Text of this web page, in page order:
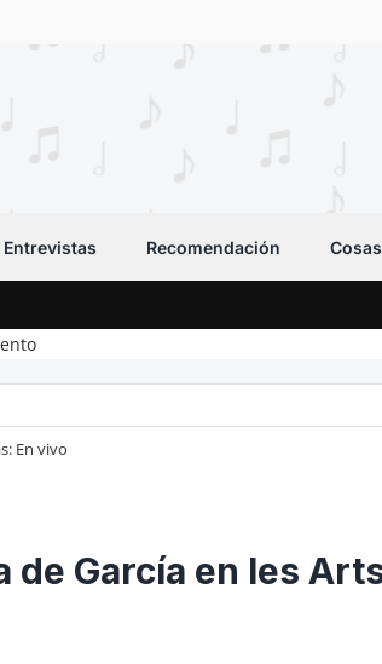
Entrevistas Recomendación
En vivo
de García en les